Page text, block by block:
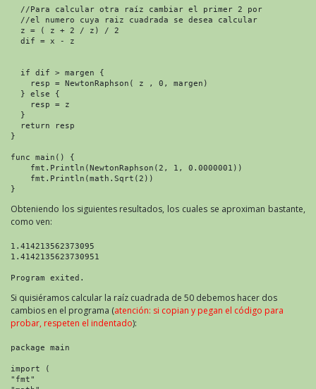
//Para calcular otra raíz cambiar el primer 2 por
//el numero cuya raiz cuadrada se desea calcular
z = ( z + 2 / z) / 2
dif = x - z
if dif > margen {
resp = NewtonRaphson( z , 0, margen)
} else {
resp = z
}
return resp
}
func main() {
fmt.Println(NewtonRaphson(2, 1, 0.0000001))
fmt.Println(math.Sqrt(2))
}
Obteniendo los siguientes resultados, los cuales se aproximan bastante,
como ven:
1.414213562373095
1.4142135623730951
Si quisiéramos calcular la raíz cuadrada de 50 debemos hacer dos
cambios en el programa (atención: si copian y pegan el código para
probar, respeten el indentado):
package main
import (
"fmt"